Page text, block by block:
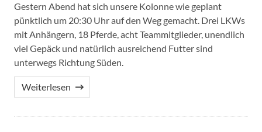
Gestern Abend hat sich unsere Kolonne wie geplant
pünktlich um 20:30 Uhr auf den Weg gemacht. Drei LKWs
mit Anhängern, 18 Pferde, acht Teammitglieder, unendlich
viel Gepäck und natürlich ausreichend Futter sind
unterwegs Richtung Süden.
Weiterlesen